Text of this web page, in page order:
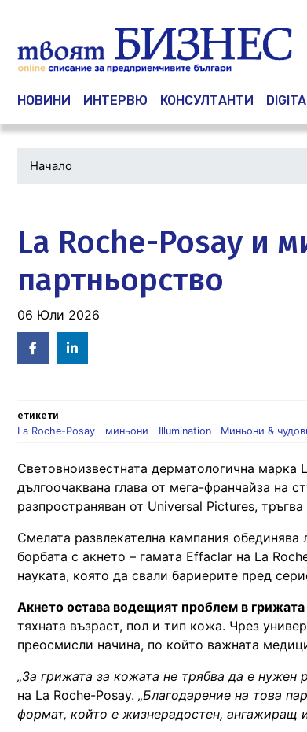
Main navigation
НОВИНИ ИНТЕРВЮ КОНСУЛТАНТИ
Начало
La Roche-Posay и
партньорство
06 Юли 2026
Facebook
in
етикети
La Roche-Posay
миньони Illumination Миньони &
Световноизвестната дерматологична марка
дългоочаквана глава от мега-франчайза на
разпространяван от Universal Pictures,
Смелата развлекателна кампания
борбата с акнето – гамата Effaclar на La
науката, която да свали бариерите пред
Акнето остава водещият проблем в
тяхната възраст, пол и тип кожа. Чрез
преосмисли начина, по който важната
„За грижата за кожата не трябва да е нужен
на La Roche-Posay. „Благодарение на това
формат, който е жизнерадостен, ангажиращ